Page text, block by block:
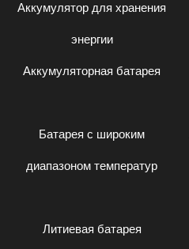
Аккумулятор для хранения
энергии
Аккумуляторная батарея
Батарея с широким
диапазоном температур
Литиевая батарея